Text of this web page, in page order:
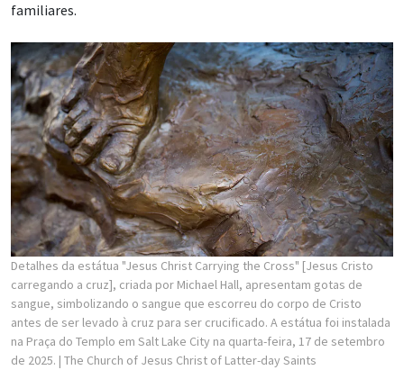
familiares.
Detalhes da estátua "Jesus Christ Carrying the Cross" [Jesus Cristo
carregando a cruz], criada por Michael Hall, apresentam gotas de
sangue, simbolizando o sangue que escorreu do corpo de Cristo
antes de ser levado à cruz para ser crucificado. A estátua foi instalada
na Praça do Templo em Salt Lake City na quarta-feira, 17 de setembro
de 2025. | The Church of Jesus Christ of Latter-day Saints